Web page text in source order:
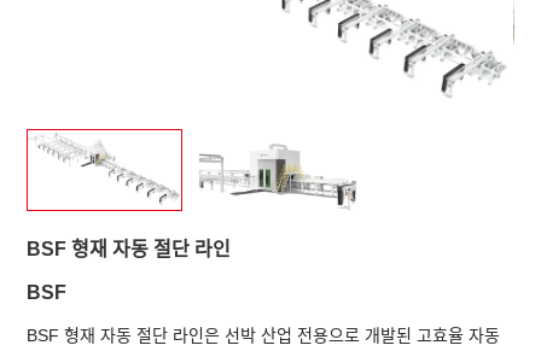
BSF 형재 자동 절단 라인
BSF
BSF 형재 자동 절단 라인은 선박 산업 전용으로 개발된 고효율 자동